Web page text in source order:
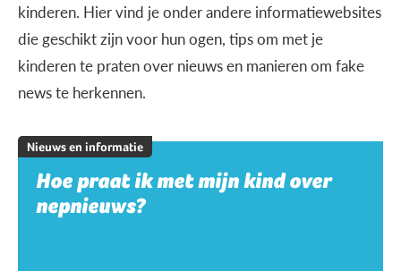
kinderen. Hier vind je onder andere informatiewebsites
die geschikt zijn voor hun ogen, tips om met je
kinderen te praten over nieuws en manieren om fake
news te herkennen.
Nieuws en informatie
Hoe praat ik met mijn kind over
nepnieuws?